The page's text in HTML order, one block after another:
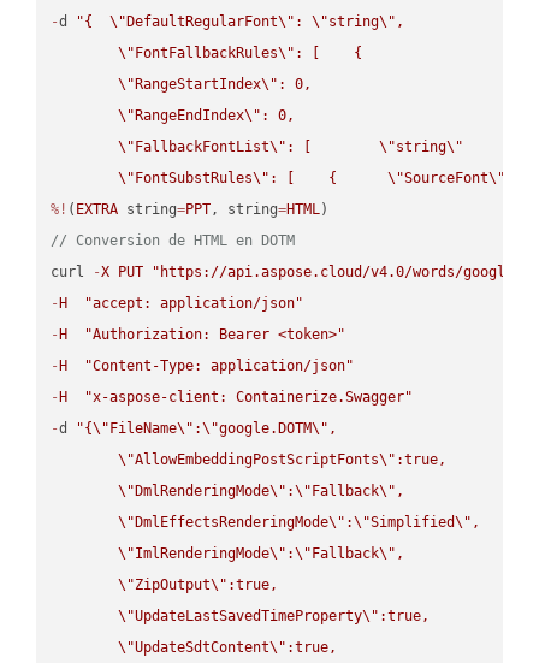
-d "{ \" DefaultRegularFont\" : \"string\" ,
\" FontFallbackRules\" : [    {
\" RangeStartIndex\" : 0,
\" RangeEndIndex\" : 0,
\" FallbackFontList\" : [ \"string\"
\" FontSubstRules\" : [    { \"SourceFont\"
%! ( EXTRA string=PPT, string=HTML
// Conversion de HTML en DOTM
curl
-X PUT
"https://api.aspose.cloud/v4.0/words/
- H
"accept: application/json"
- H
"Authorization: Bearer <token>"
- H
"Content-Type: application/json"
- H
"x-aspose-client: Containerize.Swagger"
-d "{\" FileName\" :\"google.DOTM\" ,
\"AllowEmbeddingPostScriptFonts\" :true,
\" DmlRenderingMode\" :\" Fallback\" ,
\" DmlEffectsRenderingMode\" :\"Simplified\" ,
\"ImlRenderingMode\" :\" Fallback\" ,
\"ZipOutput\" :true,
\"UpdateLastSavedTimeProperty\" :true,
\"UpdateSdtContent\" :true,